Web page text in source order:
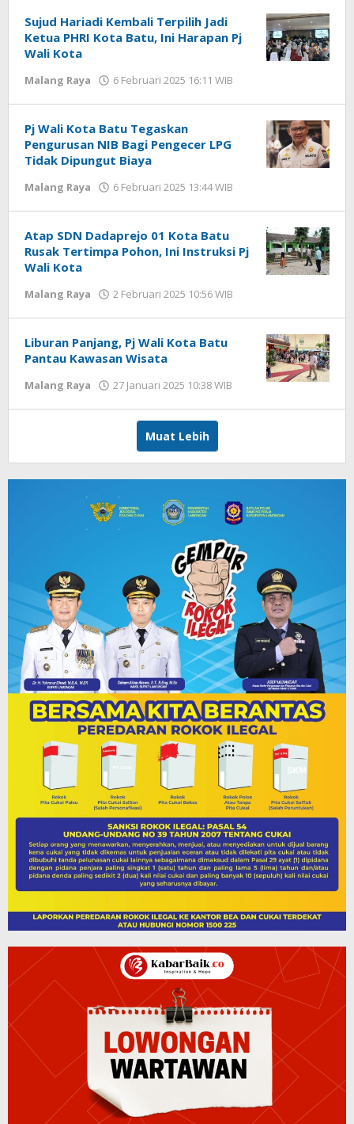
Sujud Hariadi Kembali Terpilih Jadi
Ketua PHRI Kota Batu, Ini Harapan Pj
Wali Kota
Malang Raya 6 Februari 2025 16:11 WIB
Pj Wali Kota Batu Tegaskan
Pengurusan NIB Bagi Pengecer LPG
Tidak Dipungut Biaya
Malang Raya 6 Februari 2025 13:44 WIB
Atap SDN Dadaprejo 01 Kota Batu
Rusak Tertimpa Pohon, Ini Instruksi Pj
Wali Kota
Malang Raya 2 Februari 2025 10:56 WIB
Liburan Panjang, Pj Wali Kota Batu
Pantau Kawasan Wisata
Malang Raya 27 Januari 2025 10:38 WIB
Muat Lebih